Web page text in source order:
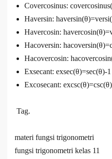
Covercosinus:
Haversin:
Havercosin:
Hacoversin:
Hacovercosin:
Exsecant: exsec(θ)=sec(θ)-1
Excosecant:
Tag.
materi fungsi trigonometri
fungsi trigonometri kelas 11